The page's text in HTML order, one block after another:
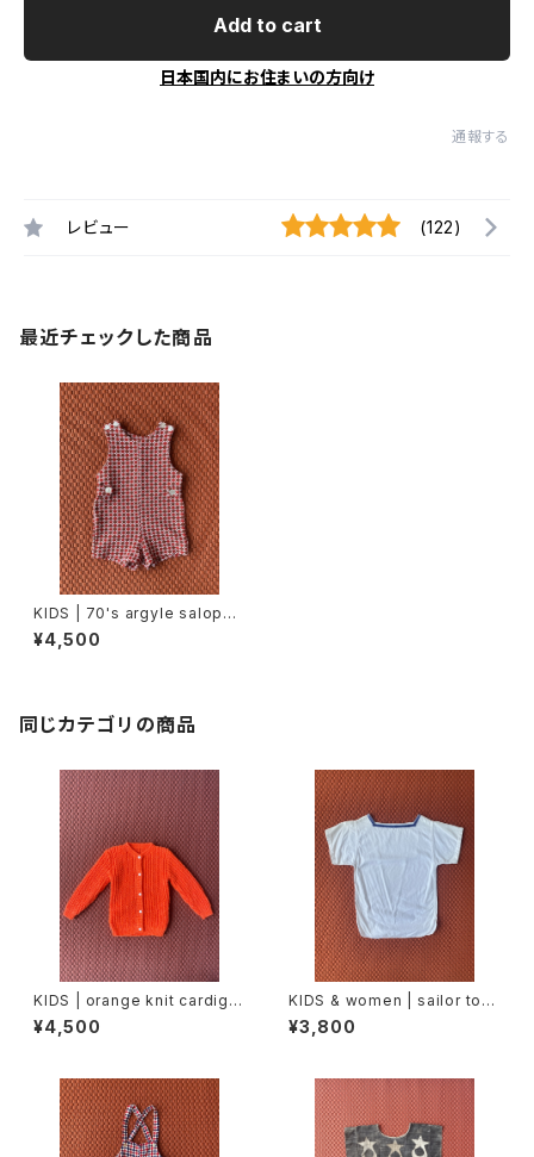
Add to cart
日本国内にお住まいの方向け
通報する
レビュー (122)
最近チェックした商品
KIDS | 70's argyle salopett
e (80cm)
¥4,500
同じカテゴリの商品
KIDS | orange knit cardiga
n (100cm)
¥4,500
KIDS & women | sailor top
s (150cm)
¥3,800